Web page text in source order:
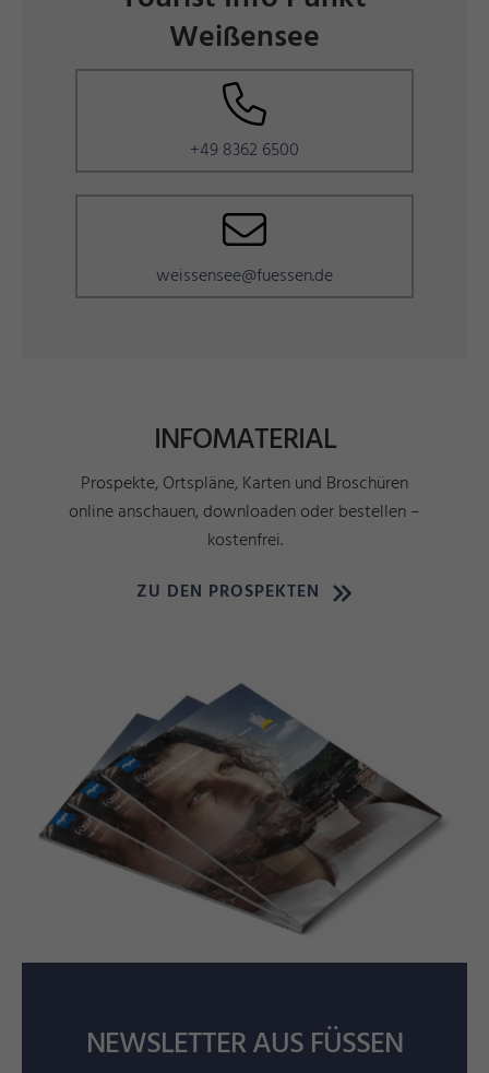
Weißensee
+49 8362 6500
weissensee@fuessen.de
INFOMATERIAL
Prospekte, Ortspläne, Karten und Broschüren
online anschauen, downloaden oder bestellen –
kostenfrei.
ZU DEN PROSPEKTEN
NEWSLETTER AUS FÜSSEN